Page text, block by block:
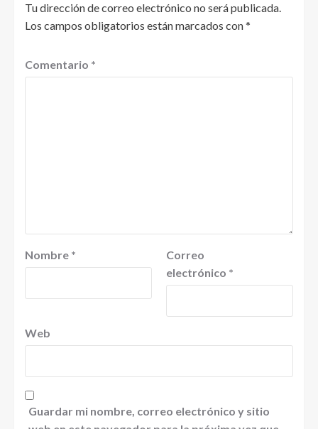
Tu dirección de correo electrónico no será publicada.
Los campos obligatorios están marcados con*
Comentario *
Nombre *
Correo
electrónico *
Web
Guardar mi nombre, correo electrónico y sitio